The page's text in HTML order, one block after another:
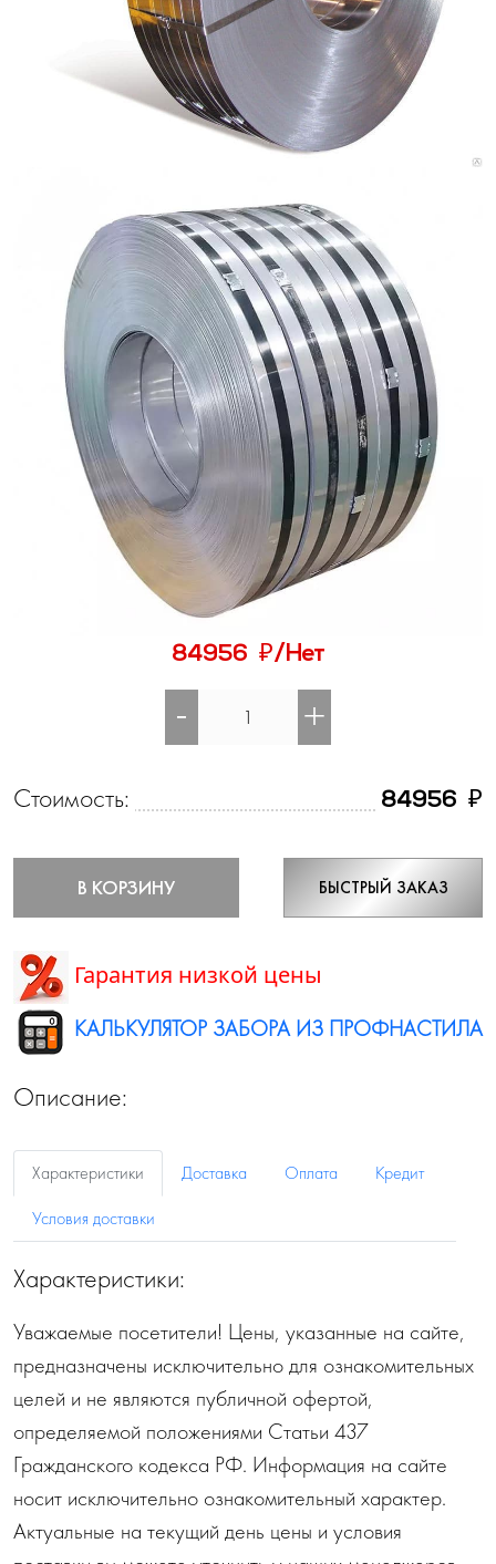
84956 ₽/Нет
- +
Стоимость: 84956 ₽
В КОРЗИНУ БЫСТРЫЙ ЗАКАЗ
Гарантия низкой цены
КАЛЬКУЛЯТОР ЗАБОРА ИЗ ПРОФНАСТИЛА
Описание:
Характеристики Доставка Оплата
Кредит
Условия доставки
Характеристики:
Уважаемые посетители! Цены, указанные на сайте,
предназначены исключительно для ознакомительных
целей и не являются публичной офертой,
определяемой положениями Статьи 437
Гражданского кодекса РФ. Информация на сайте
носит исключительно ознакомительный характер.
Актуальные на текущий день цены и условия